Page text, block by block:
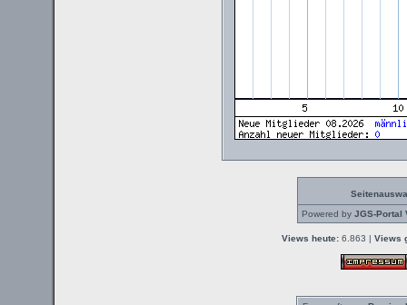
Powered by JGS-Portal
Views heute: 6.863 | Views